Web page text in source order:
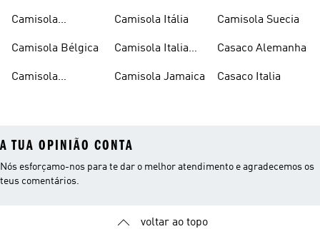
Camisola
Camisola Bélgica
Camisola
Camisola Itália
Camisola Italia
Camisola Jamaica
Camisola Suecia
Casaco Alemanha
Casaco Italia
A TUA OPINIÃO CONTA
Nós esforçamo-nos para te dar o melhor atendimento e agradecemos os
teus comentários.
voltar ao topo